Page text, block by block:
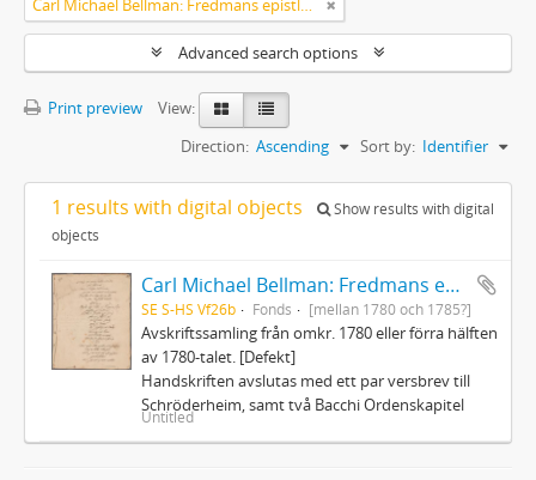
Carl Michael Bellman: Fredmans epistlar och sånger m.fl. Bellman-texter
Advanced search options
Print preview
View:
Sort by: Identifier
Direction: Ascending
1 results with digital objects
Show results with digital
objects
Carl Michael Bellman: Fredmans epistlar och sånger m.fl. Bellman-texter
SE S-HS Vf26b Fonds [mellan 1780 och 1785?]
Avskriftssamling från omkr. 1780 eller förra hälften
av 1780-talet. [Defekt]
Handskriften avslutas med ett par versbrev till
Schröderheim, samt två Bacchi Ordenskapitel
Untitled